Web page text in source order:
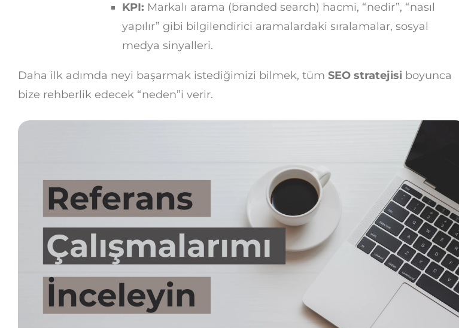
KPI: Markalı arama (branded search) hacmi, “nedir”, “nasıl
yapılır” gibi bilgilendirici aramalardaki sıralamalar, sosyal
medya sinyalleri.
Daha ilk adımda neyi başarmak istediğimizi bilmek, tüm SEO stratejisi boyunca
bize rehberlik edecek “neden”i verir.